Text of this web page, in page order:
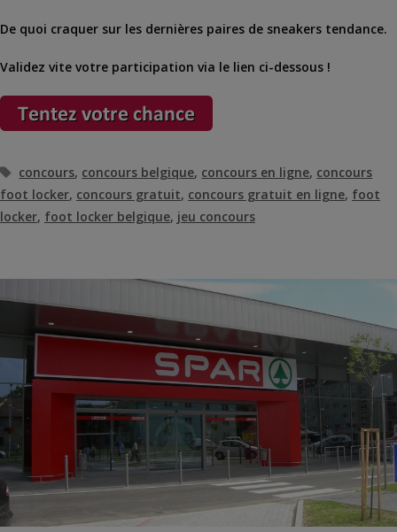
De quoi craquer sur les dernières paires de sneakers tendance.
Validez vite votre participation via le lien ci-dessous !
Étiquettes
concours, concours belgique, concours en ligne, concours
foot locker, concours gratuit, concours gratuit en ligne, foot
locker, foot locker belgique, jeu concours